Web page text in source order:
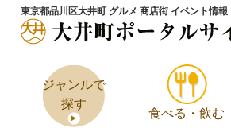
東京都品川区大井町 グルメ 商店街 イベント情報
ジャンルで
探す
食べる・飲む